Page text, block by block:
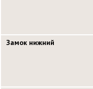
Замок нижний